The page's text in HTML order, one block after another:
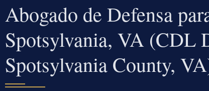
Abogado de Defensa
Spotsylvania, VA (CDL
Spotsylvania County,